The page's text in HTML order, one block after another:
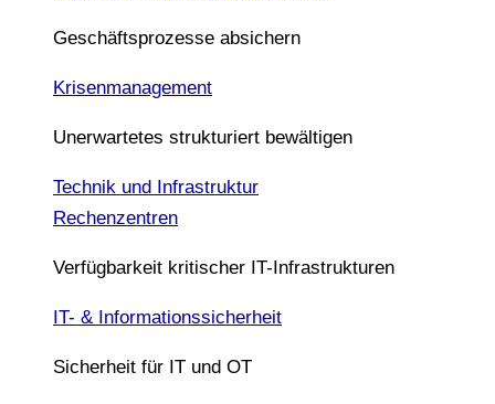
Geschäftsprozesse absichern
Krisenmanagement
Unerwartetes strukturiert bewältigen
Technik und Infrastruktur
Rechenzentren
Verfügbarkeit kritischer IT-Infrastrukturen
IT- & Informationssicherheit
Sicherheit für IT und OT